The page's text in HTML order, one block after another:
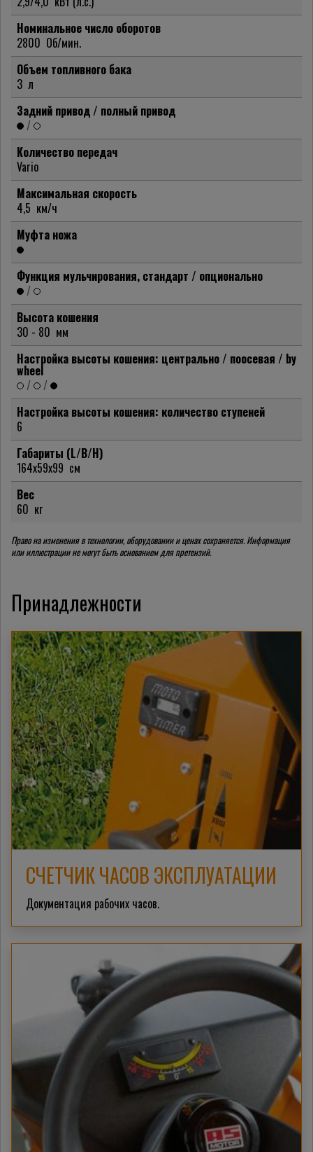
Номинальное число оборотов
2800 Об/мин.
Объем топливного бака
3 л
Задний привод / полный привод
/
Количество передач
Vario
Максимальная скорость
4,5 км/ч
Муфта ножа
Функция мульчирования, стандарт / опционально
/
Высота кошения
30 - 80 мм
Настройка высоты кошения: центрально / поосевая / by
wheel
/
/
Настройка высоты кошения: количество ступеней
6
Габариты (L/B/H)
164x59x99 см
Вес
60 кг
Право на изменения в технологии, оборудовании и ценах сохраняется. Информация
или иллюстрации не могут быть основанием для претензий.
Принадлежности
СЧЕТЧИК ЧАСОВ ЭКСПЛУАТАЦИИ
Документация рабочих часов.